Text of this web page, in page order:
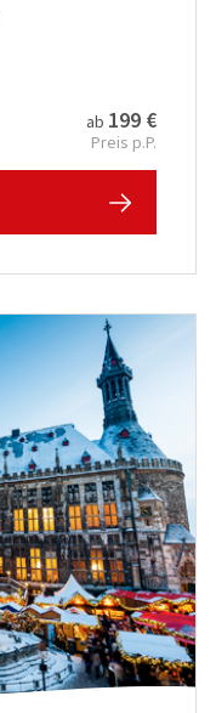
ab 199 €
Preis p.P.